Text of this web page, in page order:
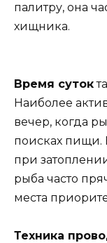
палитру, она
хищника.
Время суток
Наиболее
вечер, когда
поисках пищи.
при
рыба часто
места
Техника